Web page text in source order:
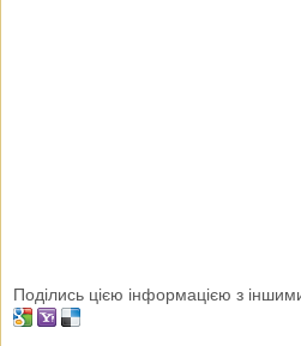
Поділись цією інформацією з